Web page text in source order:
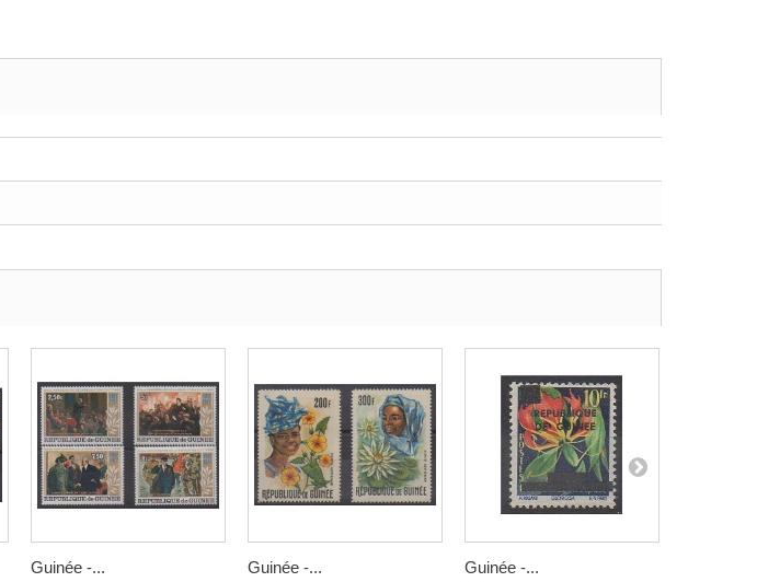
Guinée -... Guinée -... Guinée -...